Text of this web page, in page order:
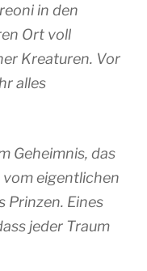
in den
Ort voll
Kreaturen. Vor
alles
Geheimnis, das
eigentlichen
Prinzen. Eines
jeder Traum